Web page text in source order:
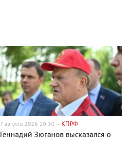
7 августа 2026 10:30 – КПРФ
Геннадий Зюганов высказался о